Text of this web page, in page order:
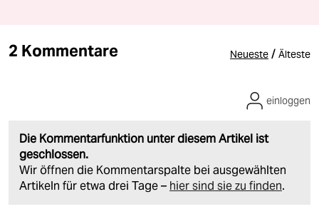
2 Kommentare Neueste / Älteste
Die Kommentarfunktion unter diesem Artikel ist
geschlossen.
Wir öffnen die Kommentarspalte bei ausgewählten
Artikeln für etwa drei Tage – hier sind sie zu finden.
einloggen